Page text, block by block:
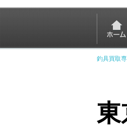
釣具買取
東